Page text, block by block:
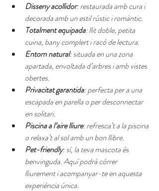
Disseny acollidor: restaurada amb cura i
decorada amb un estil rústic i romàntic.
Totalment equipada: llit doble, petita
cuina, bany complert i racó de lectura.
Entorn natural: situada en una zona
apartada, envoltada d’arbres i amb vistes
obertes.
Privacitat garantida: perfecta per a una
escapada en parella o per desconnectar
en solitari.
Piscina a l’aire lliure: refresca’t a la piscina
o relaxa’t al sol amb un bon llibre.
Pet-friendly: sí, la teva mascota és
benvinguda. Aquí podrà córrer
lliurement i acompanyar-te en aquesta
experiència única.